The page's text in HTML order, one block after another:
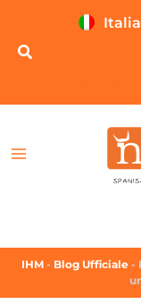
IHM - Blog Ufficiale -